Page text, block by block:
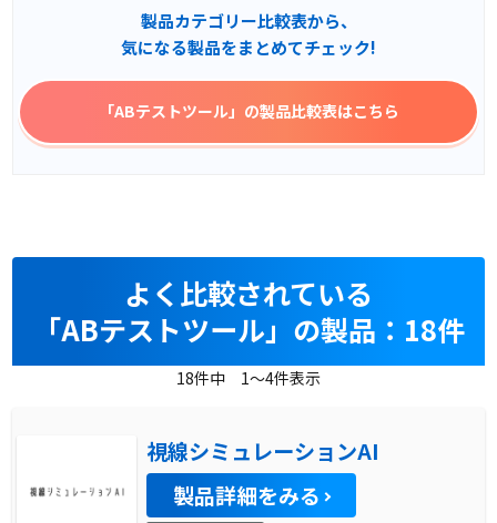
製品カテゴリー比較表から、
気になる製品をまとめてチェック!
「ABテストツール」 の製品比較表はこちら
よく比較されている
「ABテストツール」の製品：18件
18件中 1～4件表示
視線シミュレーションAI
製品詳細をみる